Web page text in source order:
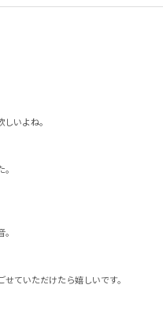
いよね。
ていただけたら嬉しいです。